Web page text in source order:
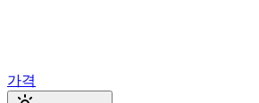
가격